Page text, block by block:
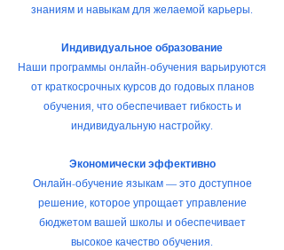
знаниям и навыкам для желаемой карьеры.
Индивидуальное образование
Наши программы онлайн-обучения варьируются
от краткосрочных курсов до годовых планов
обучения, что обеспечивает гибкость и
индивидуальную настройку.
Экономически эффективно
Онлайн-обучение языкам — это доступное
решение, которое упрощает управление
бюджетом вашей школы и обеспечивает
высокое качество обучения.